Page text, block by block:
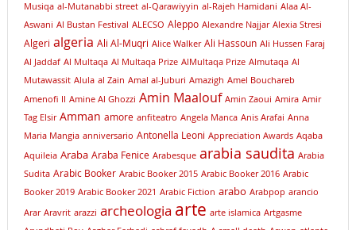
Musiqa al-Mutanabbi street al-Qarawiyyin al-Rajeh Hamidani Alaa Al-
Aswani Al Bustan Festival ALECSO Aleppo Alexandre Najjar Alexia Stresi
Algeri algeria Ali Al-Muqri Alice Walker Ali Hassoun Ali Hussen Faraj
Al Jaddaf Al Multaqa Al Multaqa Prize AlMultaqa Prize Almutaqa Al
Mutawassit Alula al Zain Amal al-Juburi Amazigh Amel Bouchareb
Amenofi II Amine Al Ghozzi Amin Maalouf Amin Zaoui Amira Amir
Tag Elsir Amman amore anfiteatro Angela Manca Anis Arafai Anna
Maria Mangia anniversario Antonella Leoni Appreciation Awards Aqaba
Aquileia Araba Araba Fenice Arabesque arabia saudita Arabia
Sudita Arabic Booker Arabic Booker 2015 Arabic Booker 2016 Arabic
Booker 2019 Arabic Booker 2021 Arabic Fiction arabo Arabpop arancio
Arar Aravrit arazzi archeologia arte arte islamica Artgasme